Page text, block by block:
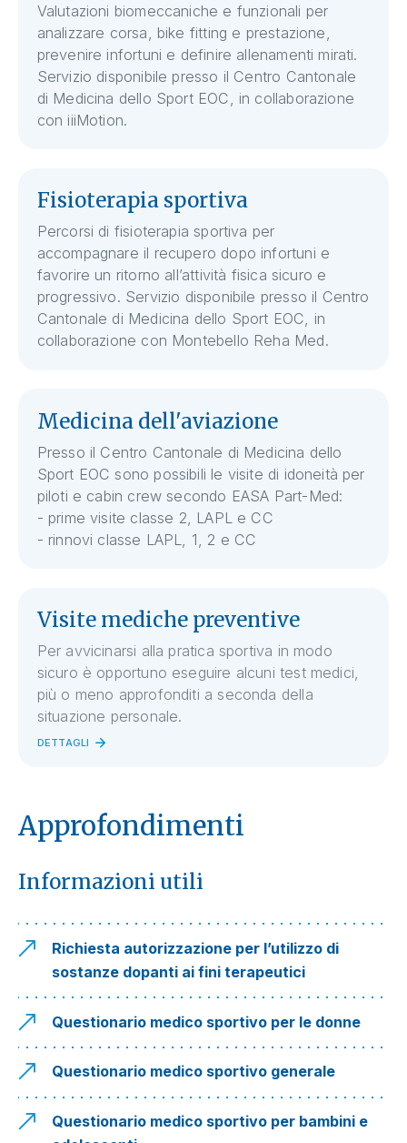
Valutazioni biomeccaniche e funzionali per
analizzare corsa, bike fitting e prestazione,
prevenire infortuni e definire allenamenti mirati.
Servizio disponibile presso il Centro Cantonale
di Medicina dello Sport EOC, in collaborazione
con iiiMotion.
Fisioterapia sportiva
Percorsi di fisioterapia sportiva per
accompagnare il recupero dopo infortuni e
favorire un ritorno all’attività fisica sicuro e
progressivo. Servizio disponibile presso il Centro
Cantonale di Medicina dello Sport EOC, in
collaborazione con Montebello Reha Med.
Medicina dell'aviazione
Presso il Centro Cantonale di Medicina dello
Sport EOC sono possibili le visite di idoneità per
piloti e cabin crew secondo EASA Part-Med:
- prime visite classe 2, LAPL e CC
- rinnovi classe LAPL, 1, 2 e CC
Visite mediche preventive
Per avvicinarsi alla pratica sportiva in modo
sicuro è opportuno eseguire alcuni test medici,
più o meno approfonditi a seconda della
situazione personale.
DETTAGLI
Approfondimenti
Informazioni utili
Richiesta autorizzazione per l’utilizzo di
sostanze dopanti ai fini terapeutici
Questionario medico sportivo per le donne
Questionario medico sportivo generale
Questionario medico sportivo per bambini e